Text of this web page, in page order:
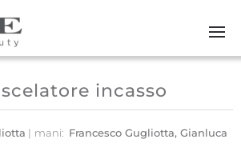
incasso
mani: Francesco Gugliotta, Gianluca